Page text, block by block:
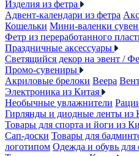
Изделия из фетра
Адвент-календари из фетра
Кошельки Мини-валенки
Фетр из переработанного
Праздничные аксессуары
Светящийся декор на эвент /
Промо-сувениры
Акриловые брелоки Веера
Электроника из Китая
Необычные увлажнители
Гирлянды и диодные ленты из
Товары для спорта и йоги из
Сап-доски Товары для
логотипом Одежда и обувь для